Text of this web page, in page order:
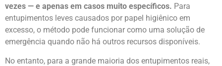
vezes — e apenas em casos muito específicos. Para
entupimentos leves causados por papel higiênico em
excesso, o método pode funcionar como uma solução de
emergência quando não há outros recursos disponíveis.
No entanto, para a grande maioria dos entupimentos reais,